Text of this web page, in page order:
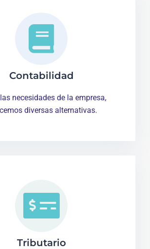
Contabilidad
necesidades de la empresa,
diversas alternativas.
Tributario